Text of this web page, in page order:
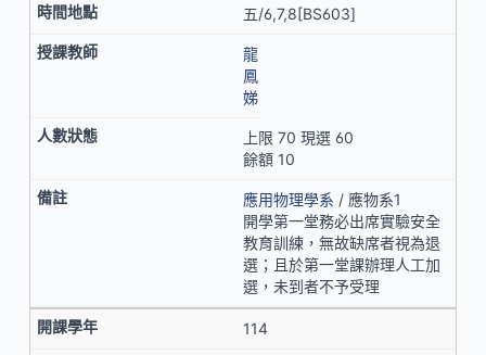
五/6,7,8[BS603]
龍
鳳
娣
上限 70 現選 60
餘額 10
應用物理學系 / 應物系1
開學第一堂務必出席實驗安全
教育訓練，無故缺席者視為退
選；且於第一堂課辦理人工加
選，未到者不予受理
114